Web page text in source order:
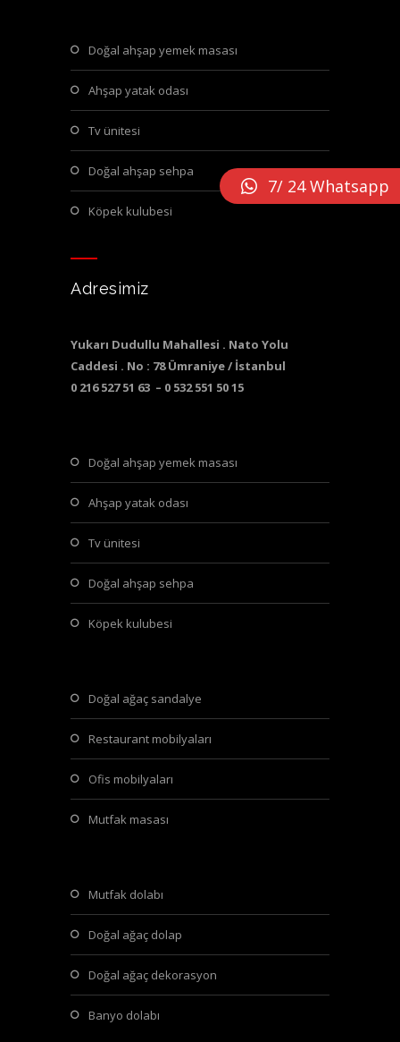
doğal ahşap yemek masası
ahşap yatak odası
tv ünitesi
doğal ahşap sehpa
köpek kulubesi
Adresimiz
Yukarı Dudullu Mahallesi . Nato Yolu
Caddesi . No : 78 Ümraniye / İstanbul
0 216 527 51 63 – 0 532 551 50 15
doğal ahşap yemek masası
ahşap yatak odası
tv ünitesi
doğal ahşap sehpa
köpek kulubesi
doğal ağaç sandalye
restaurant mobilyaları
ofis mobilyaları
mutfak masası
mutfak dolabı
doğal ağaç dolap
doğal ağaç dekorasyon
banyo dolabı
7/ 24 Whatsapp